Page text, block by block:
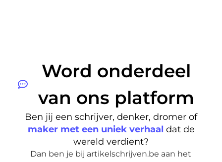
Word onderdeel
van ons platform
Ben jij een schrijver, denker, dromer of
maker met een uniek verhaal dat de
wereld verdient?
Dan ben je bij artikelschrijven.be aan het